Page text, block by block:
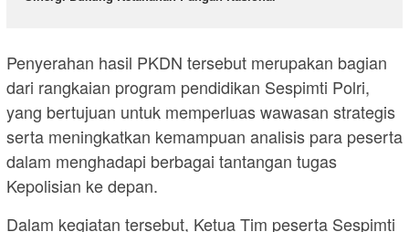
Penyerahan hasil PKDN tersebut merupakan bagian
dari rangkaian program pendidikan Sespimti Polri,
yang bertujuan untuk memperluas wawasan strategis
serta meningkatkan kemampuan analisis para peserta
dalam menghadapi berbagai tantangan tugas
Kepolisian ke depan.
Dalam kegiatan tersebut, Ketua Tim peserta Sespimti